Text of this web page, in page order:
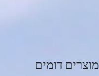
מוצרים דומים